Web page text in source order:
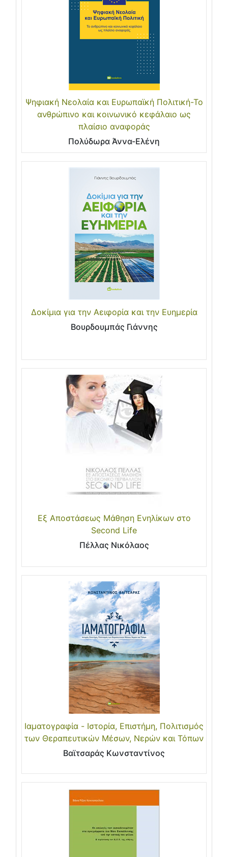
Ψηφιακή Νεολαία και Ευρωπαϊκή Πολιτική-Το
ανθρώπινο και κοινωνικό κεφάλαιο ως
πλαίσιο αναφοράς
Πολύδωρα Άννα-Ελένη
Δοκίμια για την Αειφορία και την Ευημερία
Βουρδουμπάς Γιάννης
Εξ Αποστάσεως Μάθηση Ενηλίκων στο
Second Life
Πέλλας Νικόλαος
Ιαματογραφία - Ιστορία, Επιστήμη, Πολιτισμός
των Θεραπευτικών Μέσων, Νερών και Τόπων
Βαϊτσαράς Κωνσταντίνος